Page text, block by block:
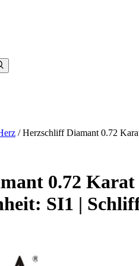
/Herzschliff Diamant 0.72
0.72 Karat
SI1 |